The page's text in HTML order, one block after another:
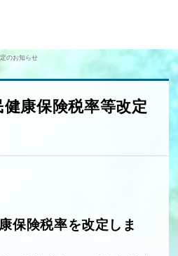
のお知らせ
康保険税率等改定
保険税率を改定しま